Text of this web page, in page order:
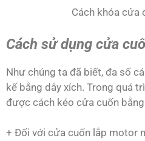
Cách khóa cửa
Cách sử dụng cửa
Như chúng ta đã biết, đa số
kế bằng dây xích. Trong quá
được cách kéo cửa cuốn
+ Đối với cửa cuốn lắp motor